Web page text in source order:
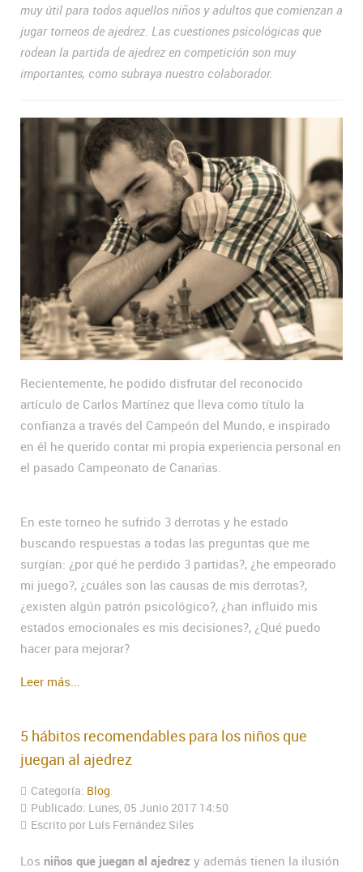
muy útil para todos aquellos niños y adultos que comienzan a
jugar torneos de ajedrez. Las cuestiones psicológicas que
rodean la partida de ajedrez en competición son muy
importantes, como subraya nuestro colaborador.
Recientemente, he podido disfrutar del reconocido
artículo de Carlos Martínez que lleva como título la
confianza a través del Campeón del Mundo, e inspirado
en él he querido contar mi propia experiencia personal en
el pasado Campeonato de Canarias.
En este torneo he sufrido 3 derrotas y he estado
buscando respuestas a todas las preguntas que me
surgían: ¿por qué he perdido 3 partidas?, ¿he empeorado
mi juego?, ¿cuáles son las causas de mis derrotas?,
¿existen algún patrón psicológico?, ¿han influido mis
estados emocionales es mis decisiones?, ¿Qué puedo
hacer para mejorar?
Leer más...
5 hábitos recomendables para los niños que
juegan al ajedrez
Categoría: Blog
Publicado: Lunes, 05 Junio 2017 14:50
Escrito por Luís Fernández Siles
Los niños que juegan al ajedrez y además tienen la ilusión